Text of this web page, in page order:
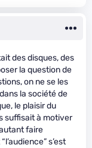
des disques, des
la question de
on ne se les
la société de
le plaisir du
suffisait à motiver
faire
s’est